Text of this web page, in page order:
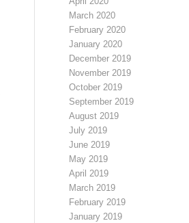
March 2020
February 2020
January 2020
December 2019
November 2019
October 2019
September 2019
August 2019
July 2019
June 2019
May 2019
April 2019
March 2019
February 2019
January 2019